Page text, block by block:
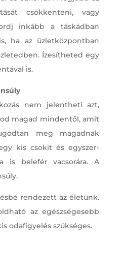
csökkenteni, vagy
inkább a táskádban
ha az üzletközpontban
Ízesítheted egy
is.
nem jelentheti azt,
magad mindentől, amit
meg magadnak
kis csokit és egyszer-
is belefér vacsorára. A
rendezett az életünk.
az egészségesebb
odafigyelés szükséges.